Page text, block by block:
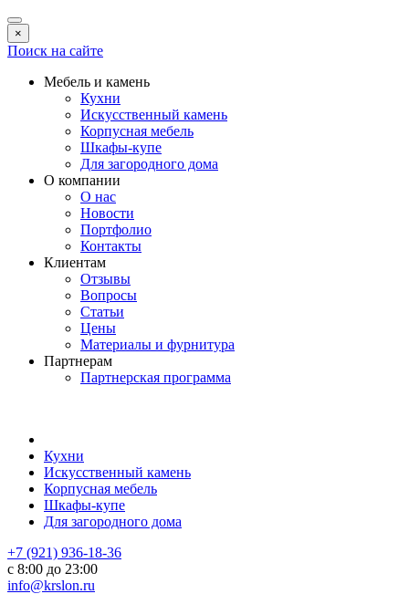
×
Поиск на сайте
Мебель и камень
Кухни
Искусственный камень
Корпусная мебель
Шкафы-купе
Для загородного дома
О компании
О нас
Новости
Портфолио
Контакты
Клиентам
Отзывы
Вопросы
Статьи
Цены
Материалы и фурнитура
Партнерам
Партнерская программа
Кухни
Искусственный камень
Корпусная мебель
Шкафы-купе
Для загородного дома
+7 (921) 936-18-36
с 8:00 до 23:00
info@krslon.ru